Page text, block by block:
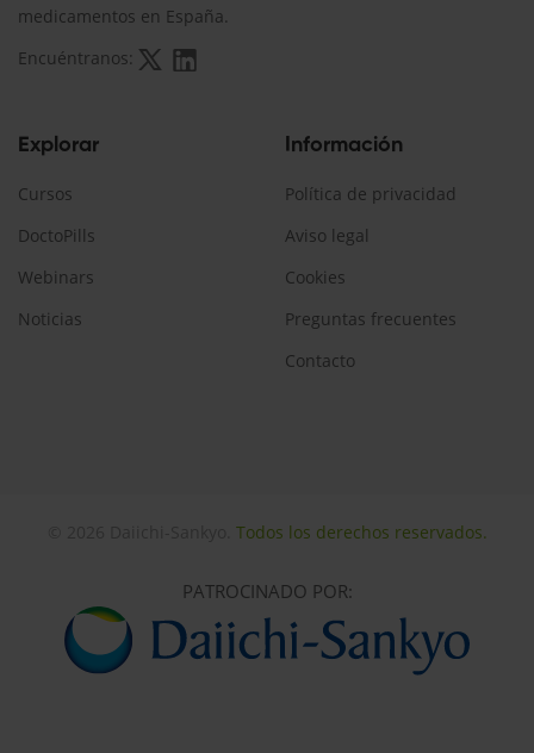
medicamentos en España.
Encuéntranos:
Explorar
Cursos
DoctoPills
Webinars
Noticias
Información
Política de privacidad
Aviso legal
Cookies
Preguntas frecuentes
Contacto
Todos los derechos reservados.
PATROCINADO POR: